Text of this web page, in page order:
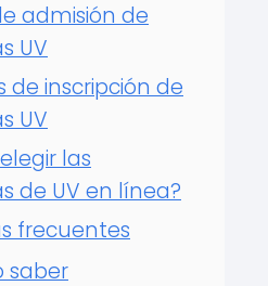
admisión de
UV
de inscripción de
UV
las
de UV en línea?
frecuentes
saber